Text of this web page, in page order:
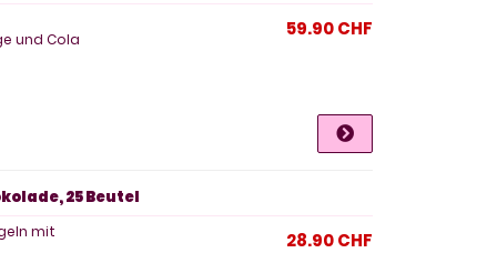
und Cola
59.90 CHF
25 Beutel
mit
28.90 CHF